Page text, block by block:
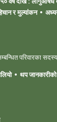
र मुल्यांकन
परिवारका
थप